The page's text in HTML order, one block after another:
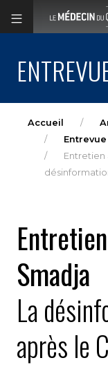
Accueil
Entrevue
Entretien
Smadja
La
après le